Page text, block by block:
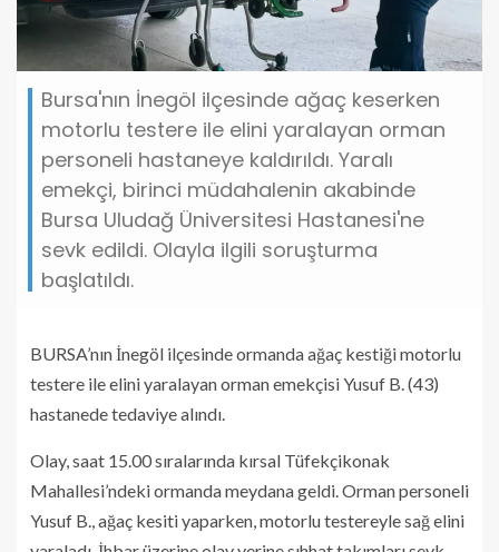
Bursa'nın İnegöl ilçesinde ağaç keserken
motorlu testere ile elini yaralayan orman
personeli hastaneye kaldırıldı. Yaralı
emekçi, birinci müdahalenin akabinde
Bursa Uludağ Üniversitesi Hastanesi'ne
sevk edildi. Olayla ilgili soruşturma
başlatıldı.
BURSA’nın İnegöl ilçesinde ormanda ağaç kestiği motorlu
testere ile elini yaralayan orman emekçisi Yusuf B. (43)
hastanede tedaviye alındı.
Olay, saat 15.00 sıralarında kırsal Tüfekçikonak
Mahallesi’ndeki ormanda meydana geldi. Orman personeli
Yusuf B., ağaç kesiti yaparken, motorlu testereyle sağ elini